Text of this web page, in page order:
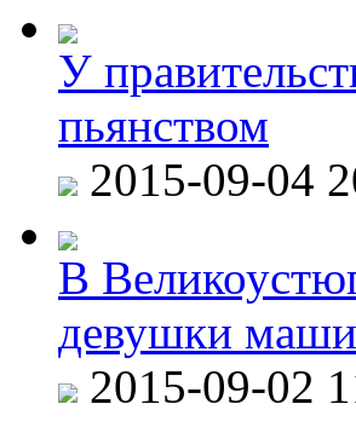
У
пьянством
2015-09-04
В
девушки
2015-09-02